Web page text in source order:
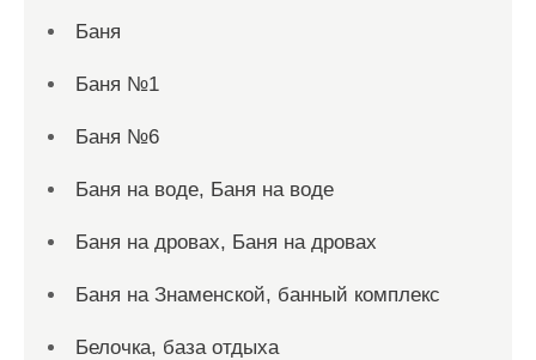
Баня
Баня №1
Баня №6
Баня на воде, Баня на воде
Баня на дровах, Баня на дровах
Баня на Знаменской, банный комплекс
Белочка, база отдыха